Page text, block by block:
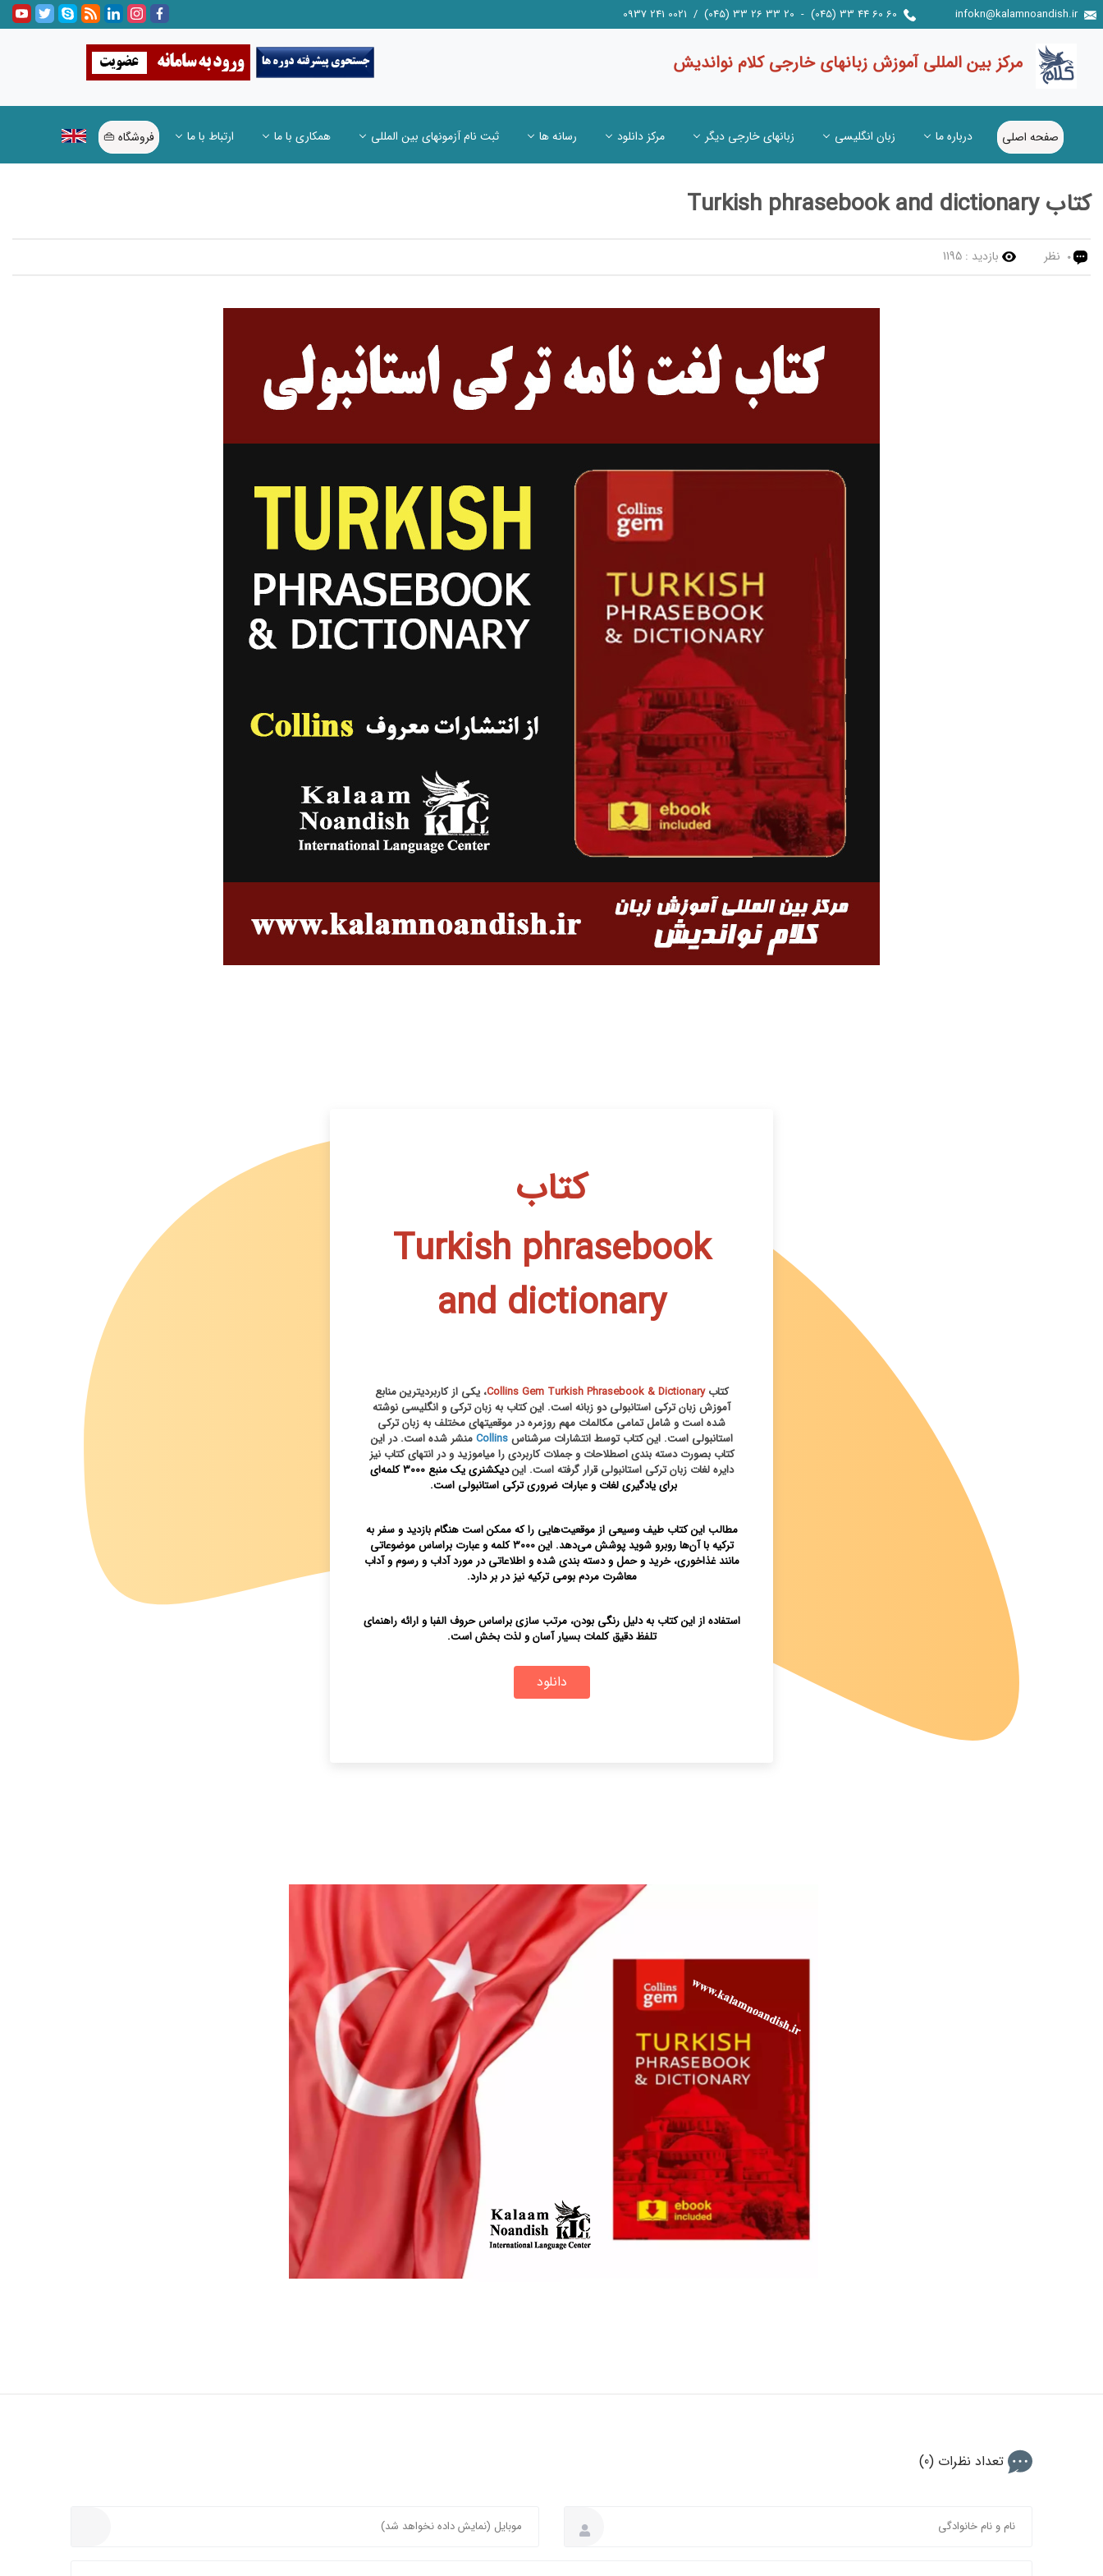
infokn@kalamnoandish.ir
مرکز بین المللی آموزش زبانهای خارجی کلام نواندیش
صفحه اصلی درباره ما زبان انگلیسی زبانهای خارجی دیگر مرکز دانلود رسانه ها ثبت نام آزمونهای بین المللی همکاری با ما ارتباط با ما فروشگاه 👜
کتاب Turkish phrasebook and dictionary
0 نظر بازدید :1195
کتاب
Turkish phrasebook
and dictionary
کتابCollins Gem Turkish Phrasebook & Dictionary، یکی از کاربردیترین منابع
آموزش زبان ترکی استانبولی دو زبانه است. این کتاب به زبان ترکی و انگلیسی نوشته
شده است و شامل تمامی مکالمات مهم روزمره در موقعیتهای مختلف به زبان ترکی
استانبولی است. این کتاب توسط انتشارات سرشناسCollinsمنشر شده است. در این
کتاب بصورت دسته بندی اصطلاحات و جملات کاربردی را میاموزید و در انتهای کتاب نیز
دایره لغات زبان ترکی استانبولی قرار گرفته است. ایندیکشنری یک
منبع 3000 کلمه‌ای
برای یادگیری لغات و عبارات ضروری ترکی استانبولی است.
مطالب این کتاب طیف وسیعی از موقعیت‌هایی را که ممکن است هنگام بازدید و سفر به
ترکیه با آن‌ها روبرو شوید پوشش می‌دهد. این 3000 کلمه و عبارت براساس موضوعاتی
مانند غذاخوری، خرید و حمل و دسته بندی شده و اطلاعاتی در مورد آداب و رسوم و آداب
معاشرت مردم بومی ترکیه نیز در بر دارد.
استفاده از این کتاب به دلیل رنگی بودن، مرتب سازی براساس حروف الفبا و ارائه راهنمای
تلفظ دقیق کلمات بسیار آسان و لذت بخش است.
دانلود
تعداد نظرات (0)